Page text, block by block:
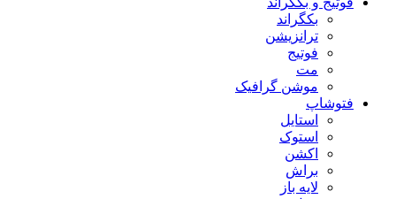
بکگراند
ترانزیشن
فوتیج
مت
موشن گرافیک
فتوشاپ
استایل
استوک
اکشن
براش
لایه باز